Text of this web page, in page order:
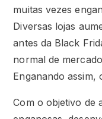
muitas vezes
Diversas lojas
antes da Black
normal de
Enganando assim,
Com o objetivo de